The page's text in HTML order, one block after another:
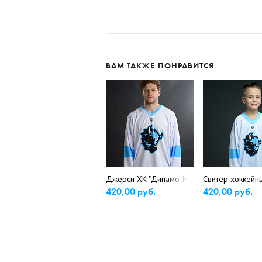
ВАМ ТАКЖЕ ПОНРАВИТСЯ
Джерси ХК "Динамо-Минск" БЕЛЫЙ
420,00 руб.
Свитер
420,00 руб.